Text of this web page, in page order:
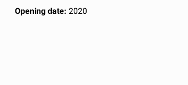
Opening date:2020